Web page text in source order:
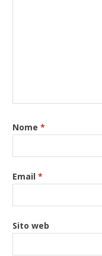
Nome*
Email*
Sito web